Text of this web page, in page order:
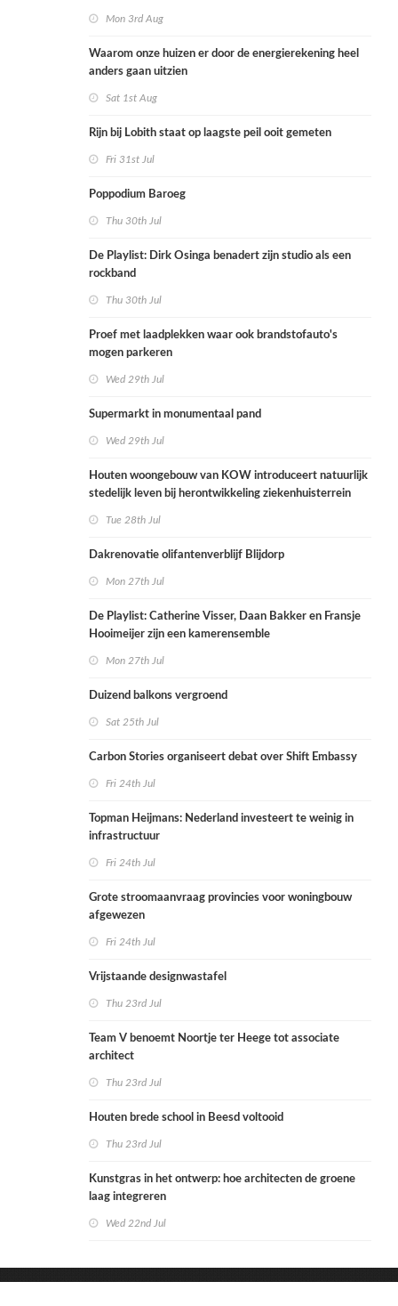
Mon 3rd Aug
Waarom onze huizen er door de energierekening heel
anders gaan uitzien
Sat 1st Aug
Rijn bij Lobith staat op laagste peil ooit gemeten
Fri 31st Jul
Poppodium Baroeg
Thu 30th Jul
De Playlist: Dirk Osinga benadert zijn studio als een
rockband
Thu 30th Jul
Proef met laadplekken waar ook brandstofauto's
mogen parkeren
Wed 29th Jul
Supermarkt in monumentaal pand
Wed 29th Jul
Houten woongebouw van KOW introduceert natuurlijk
stedelijk leven bij herontwikkeling ziekenhuisterrein
Tue 28th Jul
Dakrenovatie olifantenverblijf Blijdorp
Mon 27th Jul
De Playlist: Catherine Visser, Daan Bakker en Fransje
Hooimeijer zijn een kamerensemble
Mon 27th Jul
Duizend balkons vergroend
Sat 25th Jul
Carbon Stories organiseert debat over Shift Embassy
Fri 24th Jul
Topman Heijmans: Nederland investeert te weinig in
infrastructuur
Fri 24th Jul
Grote stroomaanvraag provincies voor woningbouw
afgewezen
Fri 24th Jul
Vrijstaande designwastafel
Thu 23rd Jul
Team V benoemt Noortje ter Heege tot associate
architect
Thu 23rd Jul
Houten brede school in Beesd voltooid
Thu 23rd Jul
Kunstgras in het ontwerp: hoe architecten de groene
laag integreren
Wed 22nd Jul